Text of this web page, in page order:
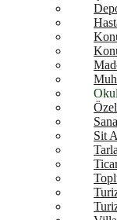
Sit
Tarla